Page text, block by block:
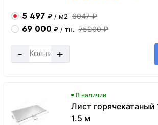
5 497 ₽ / м2 6047 ₽
69 000 ₽ / тн. 75900 ₽
- +
В наличии
Лист
1.5 м